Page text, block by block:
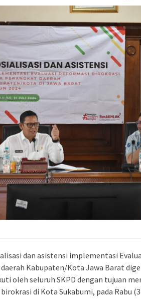
dan asistensi implementasi
Kabupaten/Kota Jawa Barat
oleh seluruh SKPD dengan tujuan
di Kota Sukabumi, pada Rabu